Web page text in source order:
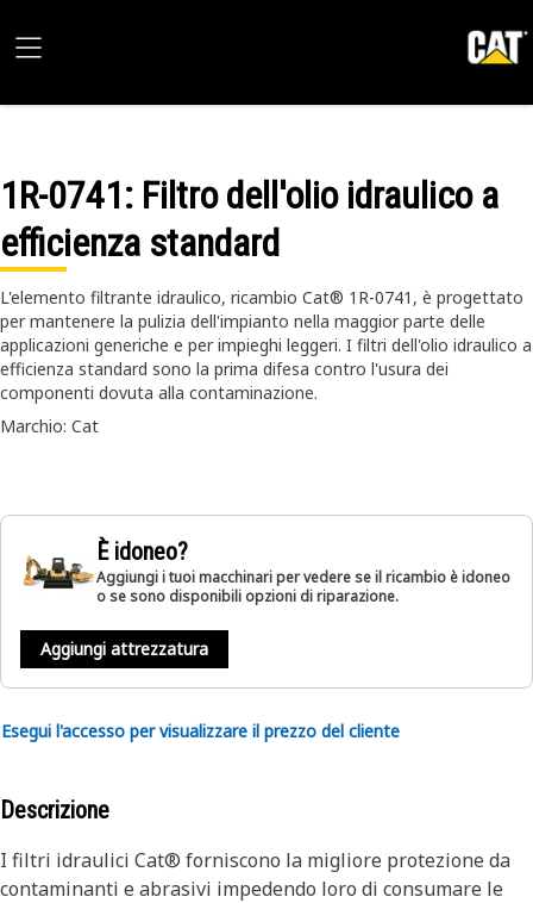
1R-0741: Filtro dell'olio idraulico a
efficienza standard
L'elemento filtrante idraulico, ricambio Cat® 1R-0741, è progettato
per mantenere la pulizia dell'impianto nella maggior parte delle
applicazioni generiche e per impieghi leggeri. I filtri dell'olio idraulico a
efficienza standard sono la prima difesa contro l'usura dei
componenti dovuta alla contaminazione.
Marchio: Cat
È idoneo?
Aggiungi i tuoi macchinari per vedere se il ricambio è idoneo
o se sono disponibili opzioni di riparazione.
Aggiungi attrezzatura
Esegui l'accesso per visualizzare il prezzo del cliente
Descrizione
I filtri idraulici Cat® forniscono la migliore protezione da
contaminanti e abrasivi impedendo loro di consumare le